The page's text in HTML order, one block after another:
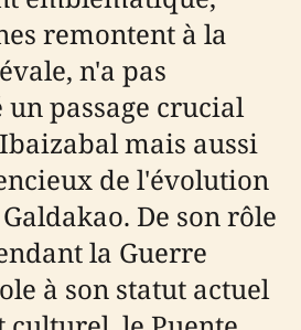
remontent à la
n'a pas
un passage crucial
mais aussi
de l'évolution
De son rôle
la Guerre
à son statut actuel